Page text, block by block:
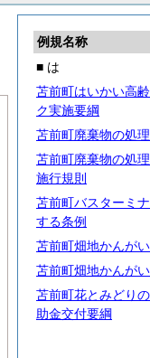
例規名称
■ は
苫前町はいかい高
ク実施要綱
苫前町廃棄物の処
苫前町廃棄物の処
施行規則
苫前町バスターミ
する条例
苫前町畑地かんが
苫前町畑地かんが
苫前町花とみどり
助金交付要綱